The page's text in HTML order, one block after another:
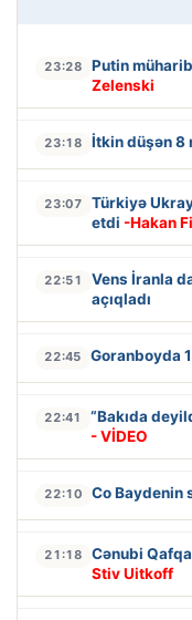
23:28 Putin
Zelenski
23:18 İtkin düşən 8
23:07
Türkiyə
etdi -Hakan
22:51
Vens İranla
açıqladı
22:45 Goranboyda
22:41
“Bakıda
- VİDEO
22:10 Co Baydenin
21:18 Cənubi
Stiv Uitkoff